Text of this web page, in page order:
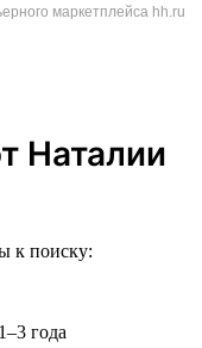
маркетплейса hh.ru
Наталии
к поиску:
года